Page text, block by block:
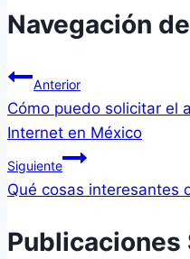
Navegación
Anterior
Cómo puedo solicitar el
Internet en México
Siguiente
Qué cosas interesantes
Publicaciones